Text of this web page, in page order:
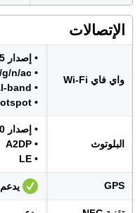
الإتصالات
واي فاي Wi-Fi
• إصدار Wi-Fi 5
• a/b/g/n/ac
• Dual-band
• Hotspot نقطة الاتصال
البلوتوث
• إصدار 5.0
• A2DP
• LE
GPS يدعم